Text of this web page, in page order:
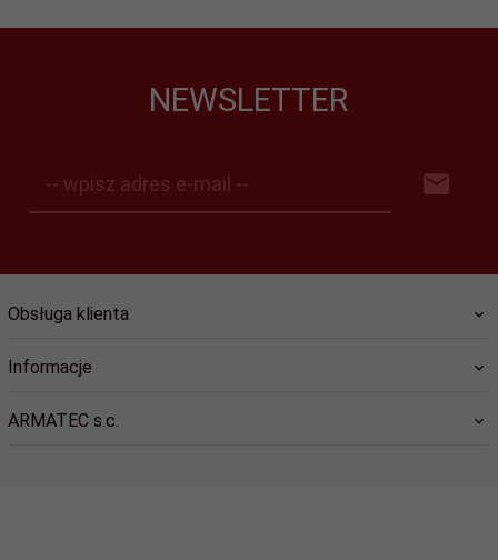
NEWSLETTER
-- wpisz adres e-mail --
Obsługa klienta
Informacje
ARMATEC s.c.